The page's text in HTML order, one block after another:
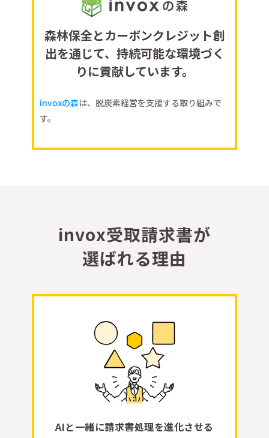
森林保全とカーボンクレジット創
出を通じて、 持続可能な環境づく
りに貢献しています。
invoxの森は、脱炭素経営を支援する取り組みで
す。
invox受取請求書が
選ばれる理由
AIと一緒に請求書処理を進化させる